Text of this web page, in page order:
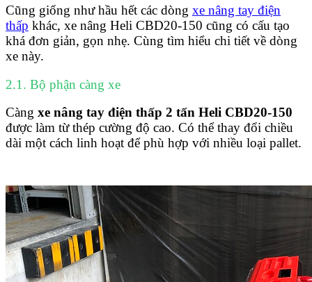
Cũng giống như hầu hết các dòng xe nâng tay điện
thấp khác, xe nâng Heli CBD20-150 cũng có cấu tạo
khá đơn giản, gọn nhẹ. Cùng tìm hiểu chi tiết về dòng
xe này.
2.1. Bộ phận càng xe
Càng xe nâng tay điện thấp 2 tấn Heli CBD20-150
được làm từ thép cường độ cao. Có thể thay đổi chiều
dài một cách linh hoạt để phù hợp với nhiều loại pallet.